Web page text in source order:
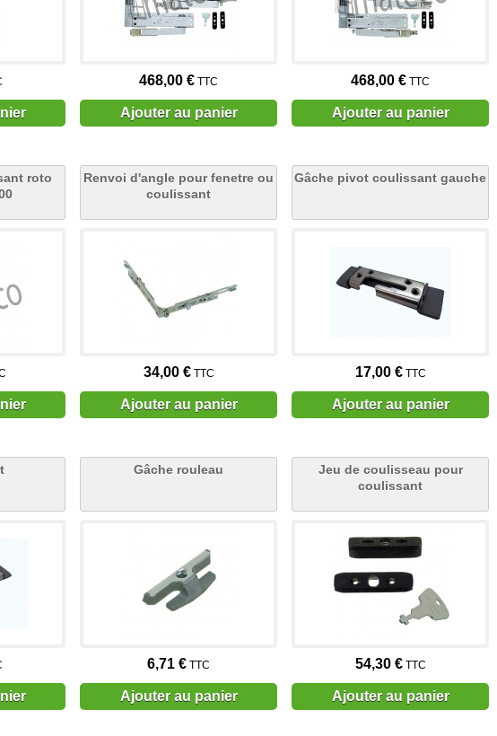
468,00 € TTC
Ajouter au panier
468,00 € TTC
Ajouter au panier
roto
Renvoi d'angle pour fenetre ou
coulissant
34,00 €TTC
Ajouter au panier
Gâche pivot coulissant gauche
17,00 €TTC
Ajouter au panier
Gâche rouleau
6,71 € TTC
Ajouter au panier
Jeu de coulisseau pour
coulissant
54,30 €TTC
Ajouter au panier